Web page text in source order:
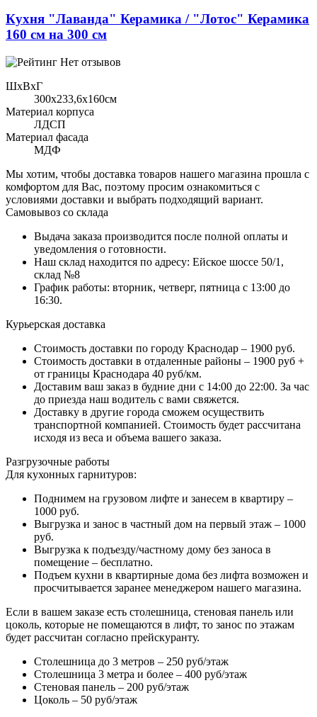
Кухня "Лаванда" Керамика / "Лотос" Керамика
160 см на 300 см
Нет отзывов
ШхВхГ
300x233,6х160см
Материал корпуса
ЛДСП
Материал фасада
МДФ
Мы хотим, чтобы доставка товаров нашего магазина прошла с
комфортом для Вас, поэтому просим ознакомиться с
условиями доставки и выбрать подходящий вариант.
Самовывоз со склада
Выдача заказа производится после полной оплаты и
уведомления о готовности.
Наш склад находится по адресу: Ейское шоссе 50/1,
склад №8
График работы: вторник, четверг, пятница с 13:00 до
16:30.
Курьерская доставка
Стоимость доставки по городу Краснодар – 1900 руб.
Стоимость доставки в отдаленные районы – 1900 руб +
от границы Краснодара 40 руб/км.
Доставим ваш заказ в будние дни с 14:00 до 22:00. За час
до приезда наш водитель с вами свяжется.
Доставку в другие города сможем осуществить
транспортной компанией. Стоимость будет рассчитана
исходя из веса и объема вашего заказа.
Разгрузочные работы
Для кухонных гарнитуров:
Поднимем на грузовом лифте и занесем в квартиру –
1000 руб.
Выгрузка и занос в частный дом на первый этаж – 1000
руб.
Выгрузка к подъезду/частному дому без заноса в
помещение – бесплатно.
Подъем кухни в квартирные дома без лифта возможен и
просчитывается заранее менеджером нашего магазина.
Если в вашем заказе есть столешница, стеновая панель или
цоколь, которые не помещаются в лифт, то занос по этажам
будет рассчитан согласно прейскуранту.
Столешница до 3 метров – 250 руб/этаж
Столешница 3 метра и более – 400 руб/этаж
Стеновая панель – 200 руб/этаж
Цоколь – 50 руб/этаж